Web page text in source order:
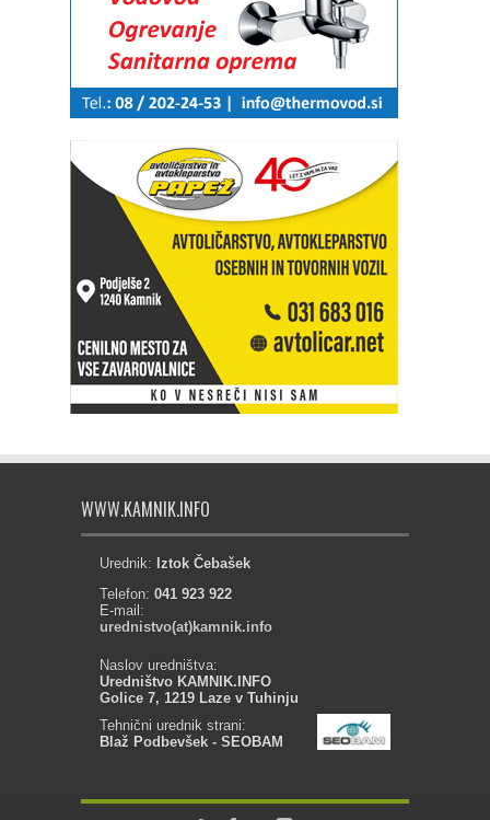
WWW.KAMNIK.INFO
Urednik: Iztok Čebašek
Telefon: 041 923 922
E-mail:
urednistvo(at)kamnik.info
Naslov uredništva:
Uredništvo KAMNIK.INFO
Golice 7, 1219 Laze v Tuhinju
Tehnični urednik strani:
Blaž Podbevšek - SEOBAM